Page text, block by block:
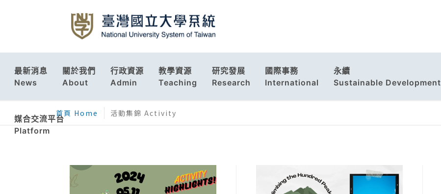
最新消息
News
關於我們
About
行政資源
Admin
教學資源
Teaching
研究發展
Research
國際事務
International
永續
Sustainable Development
媒合交流平台
Platform
首頁 Home 活動集錦 Activity